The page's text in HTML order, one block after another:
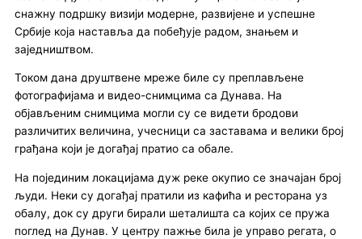
снажну подршку визији модерне, развијене и успешне
Србије која наставља да побеђује радом, знањем и
заједништвом.
Током дана друштвене мреже биле су преплављене
фотографијама и видео-снимцима са Дунава. На
објављеним снимцима могли су се видети бродови
различитих величина, учесници са заставама и велики број
грађана који је догађај пратио са обале.
На појединим локацијама дуж реке окупио се значајан број
људи. Неки су догађај пратили из кафића и ресторана уз
обалу, док су други бирали шеталишта са којих се пружа
поглед на Дунав. У центру пажње била је управо регата, о